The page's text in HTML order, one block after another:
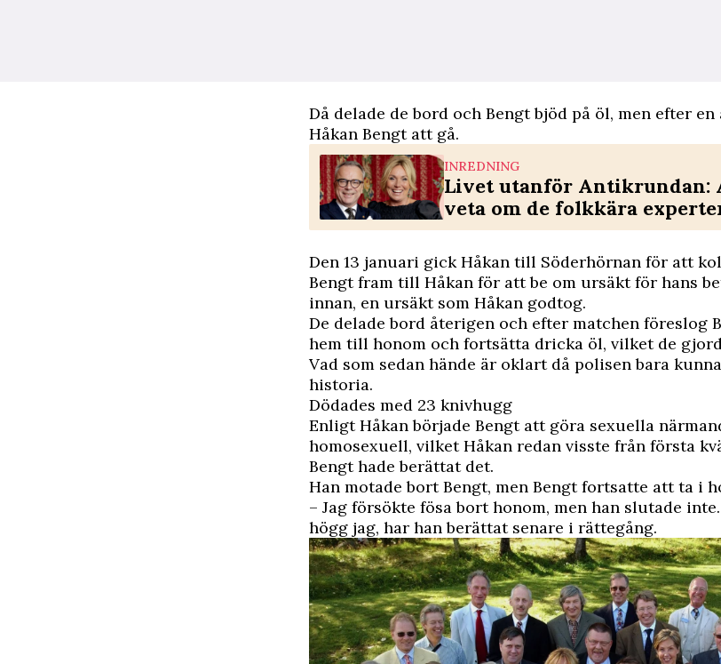
Då delade de bord och Bengt bjöd på öl, men efter
Håkan Bengt att gå.
INREDNING
Livet utanför Antikrundan:
veta om de folkkära
Den 13 januari gick Håkan till Söderhörnan för att
Bengt fram till Håkan för att be om ursäkt för hans
innan, en ursäkt som Håkan godtog.
De delade bord återigen och efter matchen föreslog
hem till honom och fortsätta dricka öl, vilket de
Vad som sedan hände är oklart då polisen bara
historia.
Dödades med 23 knivhugg
Enligt Håkan började Bengt att göra sexuella
homosexuell, vilket Håkan redan visste från första
Bengt hade berättat det.
Han motade bort Bengt, men Bengt fortsatte att ta i
– Jag försökte fösa bort honom, men han slutade
högg jag, har han berättat senare i rättegång.